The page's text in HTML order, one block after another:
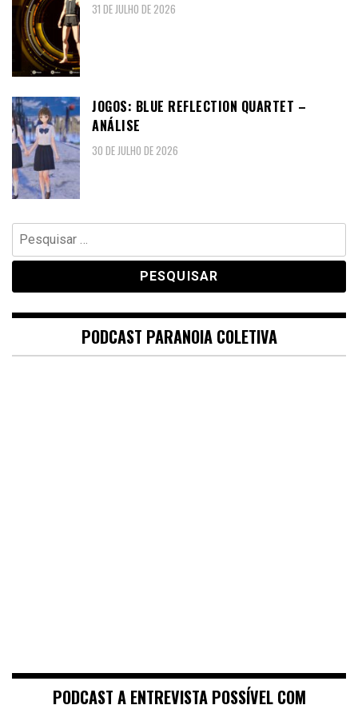
31 DE JULHO DE 2026
JOGOS: BLUE REFLECTION QUARTET –
ANÁLISE
30 DE JULHO DE 2026
Pesquisar
por:
PODCAST PARANOIA COLETIVA
PODCAST A ENTREVISTA POSSÍVEL COM